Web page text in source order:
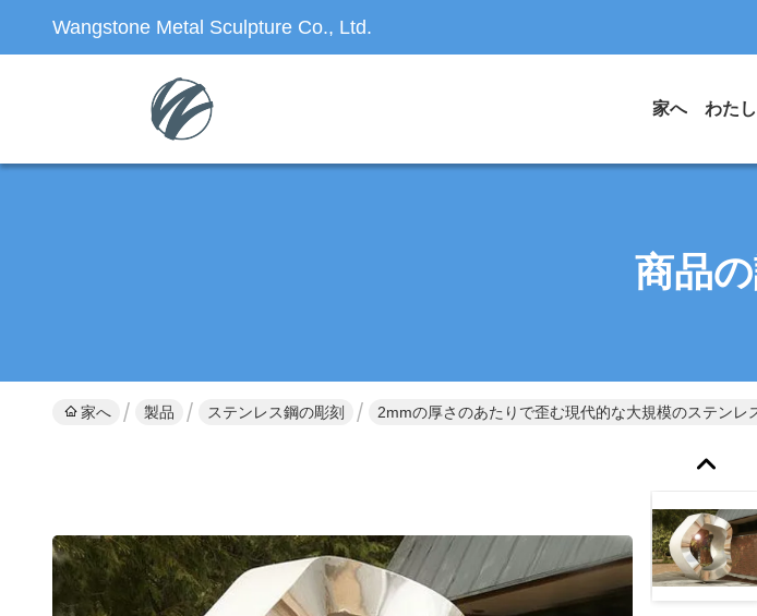
Wangstone Metal Sculpture Co., Ltd.
家へ
商品
家へ 製品 ステンレス鋼の彫刻 2mmの厚さのあたりで歪む現代的な大規模のステンレ